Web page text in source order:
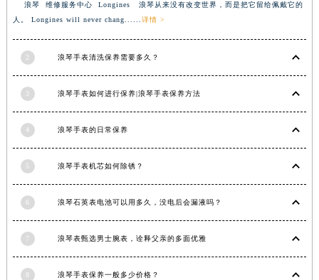
浪琴 维修服务中心 Longines 浪琴从来没有改变世界，而是把它留给佩戴它的
人。 Longines will never chang...... 详情 >
2 浪琴手表清洗保养需要多久？
3 浪琴手表如何进行保养|浪琴手表保养方法
4 浪琴手表的日常保养
5 浪琴手表机芯如何除锈？
6 浪琴石英表电池可以用多久，没电后会漏液吗？
7 浪琴表甄选男士腕表，诠释父亲的多面优雅
8 浪琴手表保养一般多少价格？